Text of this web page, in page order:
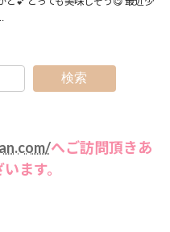
検索
へご訪問頂きあ
ます。